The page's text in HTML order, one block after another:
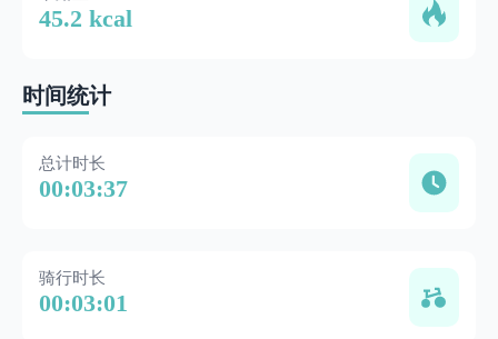
45.2 kcal
时间统计
总计时长
00:03:37
骑行时长
00:03:01